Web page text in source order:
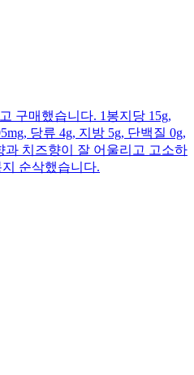
구매했습니다. 1봉지당 15g,
당류 4g, 지방 5g, 단백질 0g,
과 치즈향이 잘 어울리고 고소하
순삭했습니다.